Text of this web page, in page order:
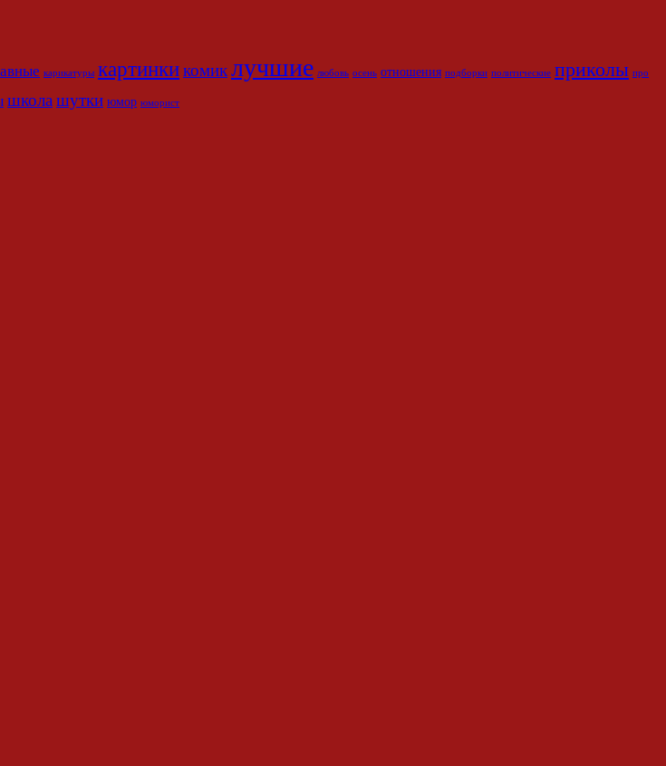
карикатуры картинкикомиклучшие любовь осень отношения подборки политические приколы про
школа шутки юмор юморист